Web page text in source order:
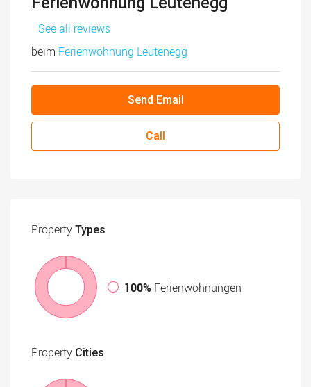
See all reviews
beim Ferienwohnung Leutenegg
Send Email
Call
Property Types
100% Ferienwohnungen
Property Cities